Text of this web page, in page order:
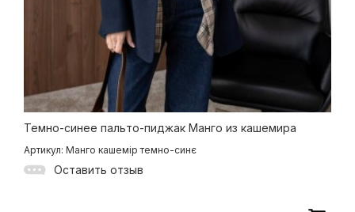
Темно-синее пальто-пиджак Манго из кашемира
Артикул: Манго кашемір темно-синє
Оставить отзыв